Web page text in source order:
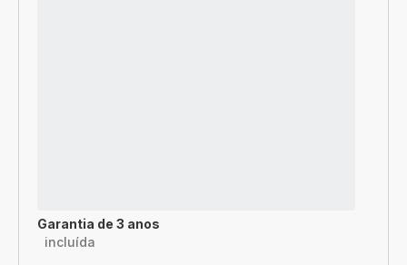
Garantia de 3 anos
incluída